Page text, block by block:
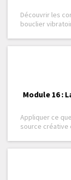
Découvrir les
bouclier
Module 16 :
Appliquer ce
source créative